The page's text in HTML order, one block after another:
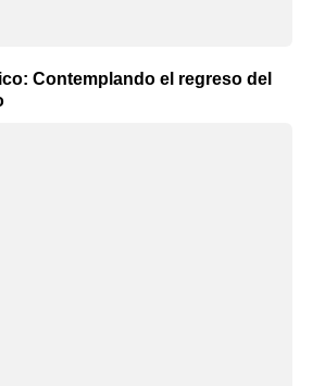
Contemplando el regreso del